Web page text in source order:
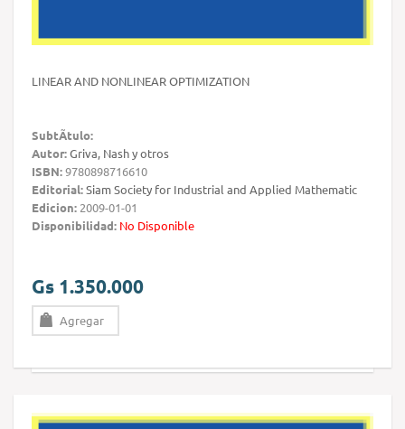
LINEAR AND NONLINEAR OPTIMIZATION
SubtÃ­tulo:
Autor:Griva, Nash y otros
ISBN:9780898716610
Editorial:Siam Society for Industrial and Applied Mathematic
Edicion: 2009-01-01
Disponibilidad: No Disponible
Gs 1.350.000
Agregar